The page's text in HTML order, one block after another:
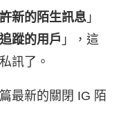
新的陌生訊息 」
蹤的用戶 」，這
訊了。
最新的關閉 IG 陌